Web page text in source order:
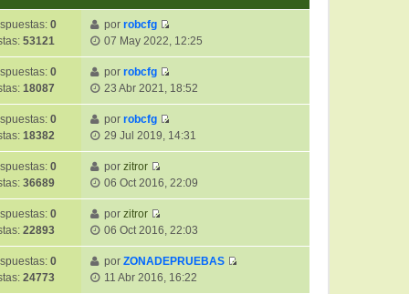
i
m
e
a
0
53121
porrobcfg
V
ú
l
i
m
m
e
s
a
j
e
07 May 2022, 12:25
0
18087
porrobcfg
V
ú
l
i
m
m
e
n
s
23 Abr 2021, 18:52
0
18382
porrobcfg
V
ú
l
i
m
o
m
29 Jul 2019, 14:31
0
36689
porzitror
V
ú
l
t
i
06 Oct 2016, 22:09
0
22893
porzitror
V
r
ú
l
06 Oct 2016, 22:03
0
24773
porZONADEPRUEBAS
11 Abr 2016, 16:22